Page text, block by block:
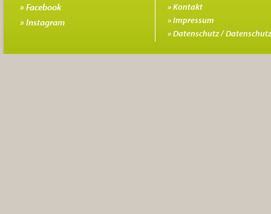
Kontakt
Impressum
Datenschutz /
Facebook
Instagram